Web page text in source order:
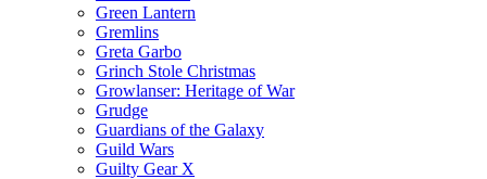
Green Lantern
Gremlins
Greta Garbo
Grinch Stole Christmas
Growlanser: Heritage of War
Grudge
Guardians of the Galaxy
Guild Wars
Guilty Gear X